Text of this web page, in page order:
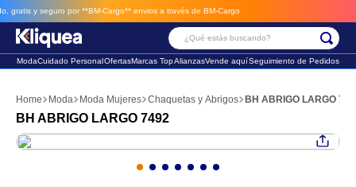
y seguro por **BM-Cargo** envios a través de BM-Cargo
¿Qué estás buscando?
ModaCuidado PersonalOfertasMarcas TopAlianzasVende aquíSeguimiento de Pedidos
Moda Moda Mujeres Chaquetas y Abrigos BH ABRIGO LARGO
BH ABRIGO LARGO 7492
2. sandalia